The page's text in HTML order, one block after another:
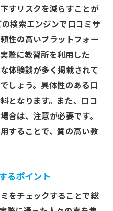
すリスクを減らすことが
検索エンジンで口コミサ
性の高いプラットフォー
際に教習所を利用した
体験談が多く掲載されて
しょう。具体性のある口
となります。また、口コ
合は、注意が必要です。
することで、質の高い教
るポイント
をチェックすることで総